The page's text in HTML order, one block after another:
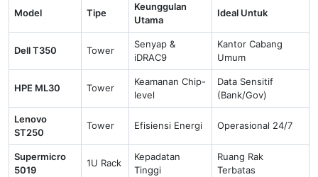
Model Tipe
Keunggulan
Utama
Ideal Untuk
Dell T350 Tower
Senyap &
iDRAC9
Kantor Cabang
Umum
HPE ML30 Tower
Keamanan Chip-
level
Data Sensitif
(Bank/Gov)
Lenovo
ST250
Tower Efisiensi Energi Operasional 24/7
Supermicro
5019
1U Rack
Kepadatan
Tinggi
Ruang Rak
Terbatas